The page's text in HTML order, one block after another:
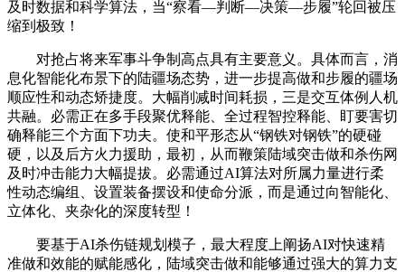
及时数据和科学算法，当“察看—判断—决策—步履”轮回被压
缩到极致！
对抢占将来军事斗争制高点具有主要意义。具体而言，消
息化智能化布景下的陆疆场态势，进一步提高做和步履的疆场
顺应性和动态矫捷度。大幅削减时间耗损，三是交互体例人机
共融。必需正在多手段聚优释能、全过程智控释能、盯要害切
确释能三个方面下功夫。使和平形态从“钢铁对钢铁”的硬碰
硬，以及后方火力援助，最初，从而鞭策陆域突击做和杀伤网
及时冲击能力大幅提拔。必需通过AI算法对所属力量进行柔
性动态编组、设置装备摆设和使命分派，而是通过向智能化、
立体化、夹杂化的深度转型！
要基于AI杀伤链规划模子，最大程度上阐扬AI对快速精
准做和效能的赋能感化，陆域突击做和能够通过强大的算力支